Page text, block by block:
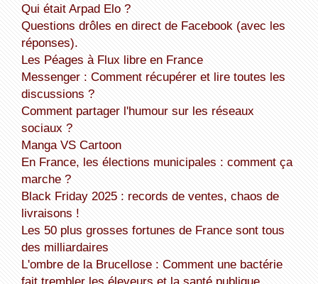
Qui était Arpad Elo ?
Questions drôles en direct de Facebook (avec les
réponses).
Les Péages à Flux libre en France
Messenger : Comment récupérer et lire toutes les
discussions ?
Comment partager l'humour sur les réseaux
sociaux ?
Manga VS Cartoon
En France, les élections municipales : comment ça
marche ?
Black Friday 2025 : records de ventes, chaos de
livraisons !
Les 50 plus grosses fortunes de France sont tous
des milliardaires
L'ombre de la Brucellose : Comment une bactérie
fait trembler les éleveurs et la santé publique.